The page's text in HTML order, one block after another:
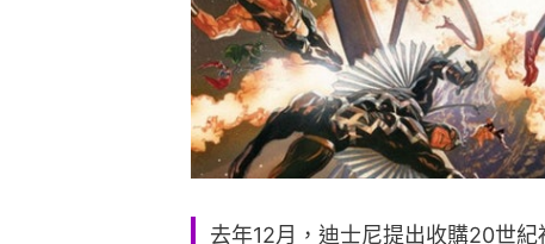
去年12月，迪士尼提出收購20世